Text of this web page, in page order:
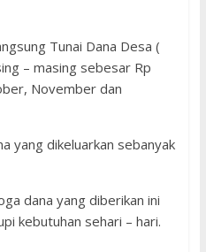
Tunai Dana Desa (
– masing sebesar Rp
November dan
yang dikeluarkan sebanyak
dana yang diberikan ini
kebutuhan sehari – hari.